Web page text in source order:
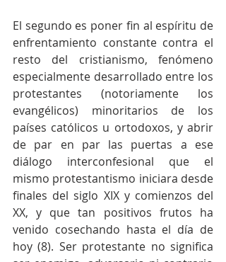
El segundo es poner fin al espíritu de
enfrentamiento constante contra el
resto del cristianismo, fenómeno
especialmente desarrollado entre los
protestantes (notoriamente los
evangélicos) minoritarios de los
países católicos u ortodoxos, y abrir
de par en par las puertas a ese
diálogo interconfesional que el
mismo protestantismo iniciara desde
finales del siglo XIX y comienzos del
XX, y que tan positivos frutos ha
venido cosechando hasta el día de
hoy (8). Ser protestante no significa